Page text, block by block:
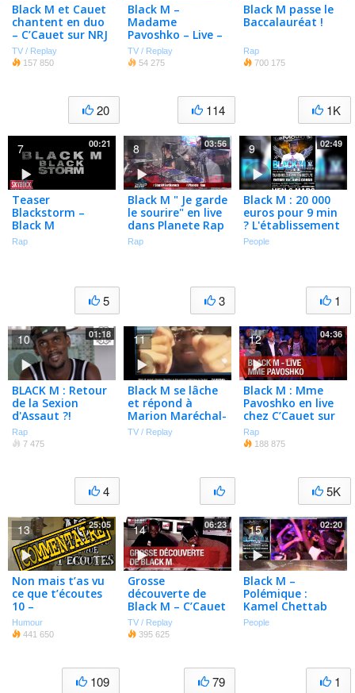
Black M et Cauet
chantent en duo
– C’Cauet sur NRJ
TV / Replay
157 850
20
Black M –
Madame
Pavoshko – Live –
C’Cauet sur NRJ
TV / Replay
54 275
114
Black M passe le
Baccalauréat !
Rap
700 175
1K
00:21
Teaser
Blackstorm –
Black M
Rap
5
7 03:56
Black M " Je garde
le sourire" en live
dans Planete Rap
Rap
3
8 02:49
Black M : 20 000
euros pour 9 min
? L'établissement
"Le Moulin"
s'explique !
People
1
9
01:18
BLACK M : Retour
de la Sexion
d'Assaut ?!
Rap
7 475
4
10
Black M se lâche
et répond à
Marion Maréchal-
Le Pen après la
polémique de
TV / Replay
11 04:36
Black M : Mme
Pavoshko en live
chez C’Cauet sur
NRJ
Rap
188 875
5K
12
25:05
Non mais t’as vu
ce que t’écoutes
10 –
Commentaire
Humour
441 650
109
13 06:23
Grosse
découverte de
Black M – C’Cauet
sur NRJ
TV / Replay
395 625
79
14 02:20
Black M –
Polémique :
Kamel Chettab
donne sa version
"Soit il voulait du
People
1
15